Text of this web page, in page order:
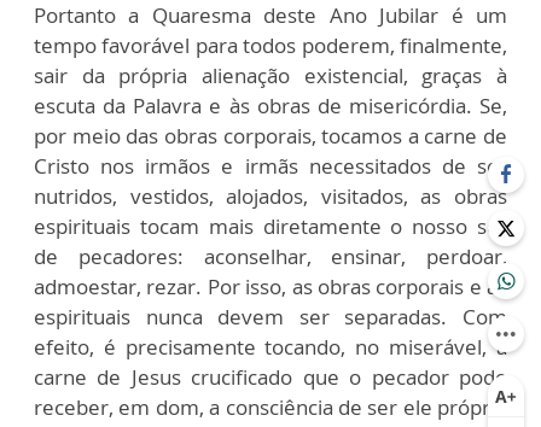
Portanto a Quaresma deste Ano Jubilar é um
tempo favorável para todos poderem, finalmente,
sair da própria alienação existencial, graças à
escuta da Palavra e às obras de misericórdia. Se,
por meio das obras corporais, tocamos a carne de
Cristo nos irmãos e irmãs necessitados de ser
nutridos, vestidos, alojados, visitados, as obras
espirituais tocam mais diretamente o nosso ser
de pecadores: aconselhar, ensinar, perdoar,
admoestar, rezar. Por isso, as obras corporais e as
espirituais nunca devem ser separadas. Com
efeito, é precisamente tocando, no miserável, a
carne de Jesus crucificado que o pecador pode
receber, em dom, a consciência de ser ele próprio